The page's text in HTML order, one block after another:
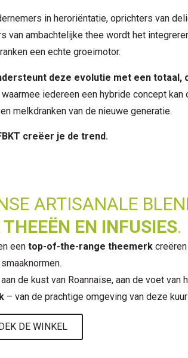
in heroriëntatie, oprichters van
van ambachtelijke thee wordt het
een echte groeimotor.
deze evolutie met een totaal,
waarmee iedereen een hybride concept kan
melkdranken van de nieuwe generatie.
creëer je de trend.
ARTISANALE
EN INFUSIES.
een top-of-the-range theemerk
de kust van Roannaise, aan de voet
– van de prachtige omgeving van deze
DE WINKEL